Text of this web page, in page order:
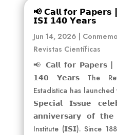
📢 𝗖𝗮𝗹𝗹 𝗳𝗼𝗿
𝗜𝗦𝗜 𝟭𝟰𝟬 𝗬𝗲𝗮𝗿𝘀
Jun 14, 2026
Revistas Científicas
📢 𝗖𝗮𝗹𝗹 𝗳𝗼𝗿 𝗣𝗮𝗽𝗲𝗿𝘀 |
𝟭𝟰𝟬 𝗬𝗲𝗮𝗿𝘀 The
Estadistica has
𝗦𝗽𝗲𝗰𝗶𝗮𝗹 𝗜𝘀𝘀𝘂𝗲
𝗮𝗻𝗻𝗶𝘃𝗲𝗿𝘀𝗮𝗿𝘆 𝗼𝗳 𝘁𝗵𝗲
Institute (𝗜𝗦𝗜). Since